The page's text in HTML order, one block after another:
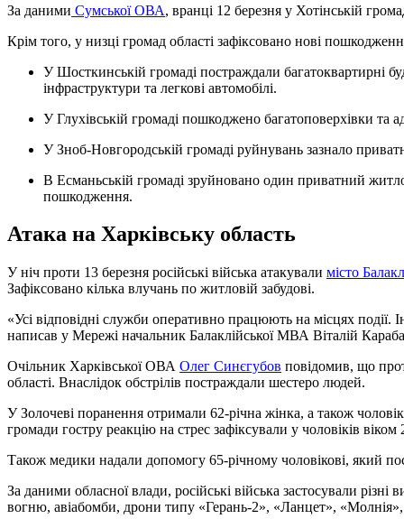
За даними Сумської ОВА, вранці 12 березня у Хотінській
Крім того, у низці громад області зафіксовано нові
У Шосткинській громаді постраждали багатоквартирні будинки, нежитлове приміщення, об’єкти цивільної
інфраструктури та легкові автомобілі.
У Глухівській громаді пошкоджено багатоповерхівки та
У Зноб-Новгородській громаді руйнувань зазнало
В Есманьській громаді зруйновано один приватний житловий будинок, ще одне домоволодіння отримало
пошкодження.
Атака на Харківську область
У ніч проти 13 березня російські війська атакували місто
Зафіксовано кілька влучань по житловій забудові.
«Усі відповідні служби оперативно працюють на місцях
написав у Мережі начальник Балаклійської МВА Віталій
Очільник Харківської ОВА Олег Синєгубов повідомив, що
області. Внаслідок обстрілів постраждали шестеро людей.
У Золочеві поранення отримали 62-річна жінка, а також
громади гостру реакцію на стрес зафіксували у чоловіків віком
Також медики надали допомогу 65-річному чоловікові, який
За даними обласної влади, російські війська застосували
вогню, авіабомби, дрони типу «Герань-2», «Ланцет»,